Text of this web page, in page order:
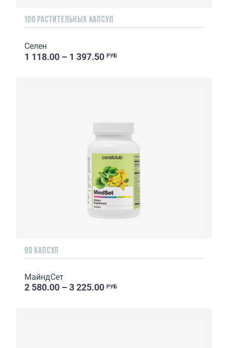
100 РАСТИТЕЛЬНЫХ КАПСУЛ
Селен
1 118.00 – 1 397.50 РУБ
90 КАПСУЛ
МайндСет
2 580.00 – 3 225.00 РУБ